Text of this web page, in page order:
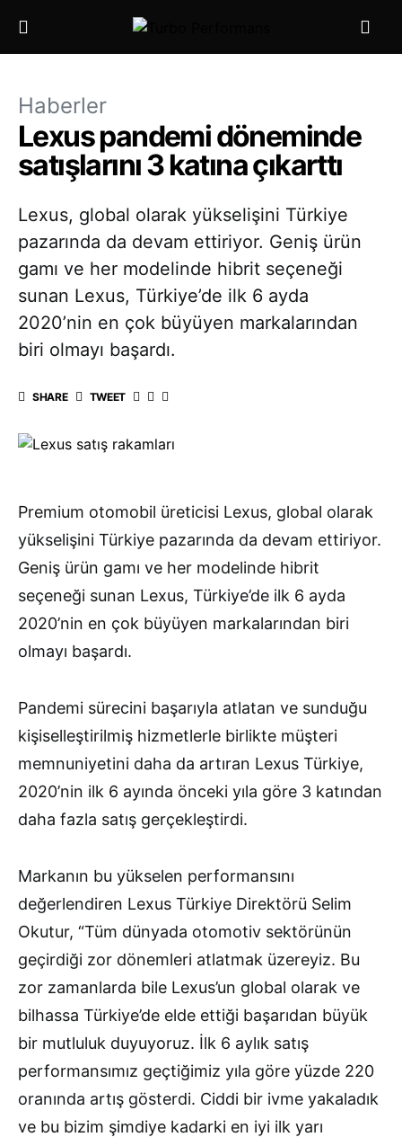
Haberler
Lexus pandemi döneminde
satışlarını 3 katına çıkarttı
Lexus, global olarak yükselişini Türkiye
pazarında da devam ettiriyor. Geniş ürün
gamı ve her modelinde hibrit seçeneği
sunan Lexus, Türkiye’de ilk 6 ayda
2020’nin en çok büyüyen markalarından
biri olmayı başardı.
SHARE TWEET
Premium otomobil üreticisi Lexus, global olarak
yükselişini Türkiye pazarında da devam ettiriyor.
Geniş ürün gamı ve her modelinde hibrit
seçeneği sunan Lexus, Türkiye’de ilk 6 ayda
2020’nin en çok büyüyen markalarından biri
olmayı başardı.
Pandemi sürecini başarıyla atlatan ve sunduğu
kişiselleştirilmiş hizmetlerle birlikte müşteri
memnuniyetini daha da artıran Lexus Türkiye,
2020’nin ilk 6 ayında önceki yıla göre 3 katından
daha fazla satış gerçekleştirdi.
Markanın bu yükselen performansını
değerlendiren Lexus Türkiye Direktörü Selim
Okutur, “Tüm dünyada otomotiv sektörünün
geçirdiği zor dönemleri atlatmak üzereyiz. Bu
zor zamanlarda bile Lexus’un global olarak ve
bilhassa Türkiye’de elde ettiği başarıdan büyük
bir mutluluk duyuyoruz. İlk 6 aylık satış
performansımız geçtiğimiz yıla göre yüzde 220
oranında artış gösterdi. Ciddi bir ivme yakaladık
ve bu bizim şimdiye kadarki en iyi ilk yarı